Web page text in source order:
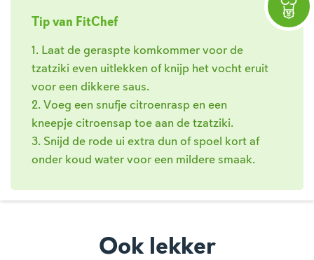
Tip van FitChef
1. Laat de geraspte komkommer voor de
tzatziki even uitlekken of knijp het vocht eruit
voor een dikkere saus.
2. Voeg een snufje citroenrasp en een
kneepje citroensap toe aan de tzatziki.
3. Snijd de rode ui extra dun of spoel kort af
onder koud water voor een mildere smaak.
Ook lekker